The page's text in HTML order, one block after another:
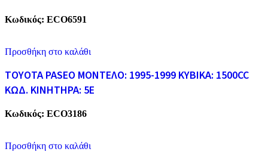
Κωδικός: ECO6591
Προσθήκη στο καλάθι
TOYOTA PASEO ΜΟΝΤΕΛΟ: 1995-1999 ΚΥΒΙΚΑ: 1500CC
ΚΩΔ. ΚΙΝΗΤΗΡΑ: 5E
Κωδικός: ECO3186
Προσθήκη στο καλάθι